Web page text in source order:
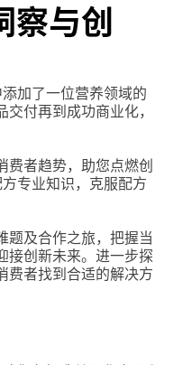
察与创
加了一位营养领域的
交付再到成功商业化，
费者趋势，助您点燃创
专业知识，克服配方
题及合作之旅，把握当
接创新未来。进一步探
费者找到合适的解决方